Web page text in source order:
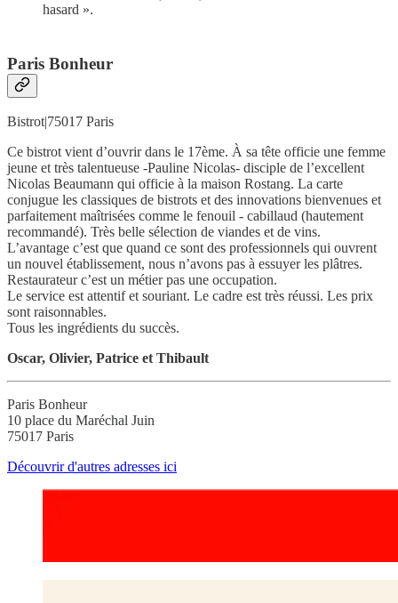
hasard ».
Paris Bonheur
Bistrot|75017 Paris
Ce bistrot vient d’ouvrir dans le 17ème. À sa tête officie une femme
jeune et très talentueuse -Pauline Nicolas- disciple de l’excellent
Nicolas Beaumann qui officie à la maison Rostang. La carte
conjugue les classiques de bistrots et des innovations bienvenues et
parfaitement maîtrisées comme le fenouil - cabillaud (hautement
recommandé). Très belle sélection de viandes et de vins.
L’avantage c’est que quand ce sont des professionnels qui ouvrent
un nouvel établissement, nous n’avons pas à essuyer les plâtres.
Restaurateur c’est un métier pas une occupation.
Le service est attentif et souriant. Le cadre est très réussi. Les prix
sont raisonnables.
Tous les ingrédients du succès.
Oscar, Olivier, Patrice et Thibault
Paris Bonheur
10 place du Maréchal Juin
75017 Paris
Découvrir d'autres adresses ici